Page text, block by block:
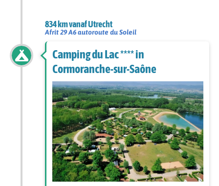
834 km vanaf Utrecht
Afrit 29 A6 autoroute du Soleil
Camping du Lac **** in
Cormoranche-sur-Saône